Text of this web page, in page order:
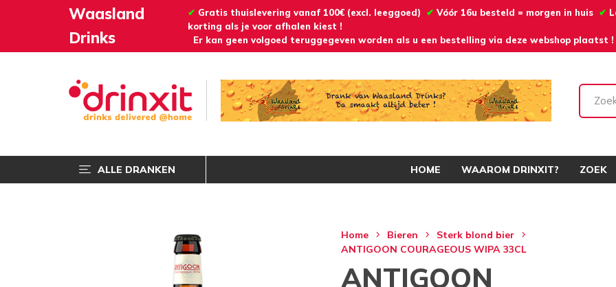
Waasland
Drinks
✔ Gratis thuislevering vanaf 100€ (excl. leeggoed) ✔ Vóór 16u besteld = morgen in huis ✔
korting als je voor afhalen kiest !
Er kan geen volgoed teruggegeven worden als u een bestelling via deze webshop plaatst !
ALLE DRANKEN HOME WAAROM DRINXIT? ZOEK
Home Bieren
Sterk blond bier
ANTIGOON COURAGEOUS WIPA 33CL
ANTIGOON